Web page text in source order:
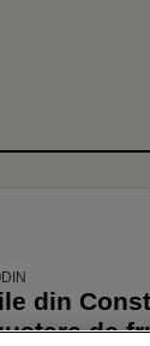
din
de